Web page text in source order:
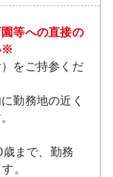
等への直接の
※
をご持参くだ
勤務地の近く
まで、勤務
。